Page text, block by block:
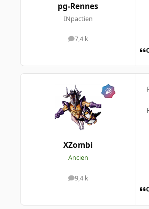
pg-Rennes
INpactien
7,4 k
messages
XZombi
Ancien
9,4 k
messages